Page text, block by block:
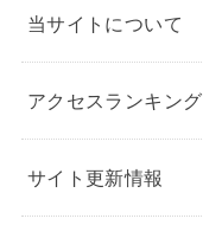
当サイトについて
アクセスランキング
サイト更新情報